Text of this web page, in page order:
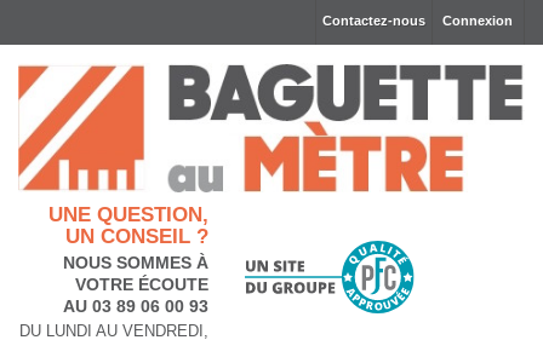
Connexion
Contactez-nous
UNE QUESTION,
UN CONSEIL ?
NOUS SOMMES À
VOTRE ÉCOUTE
AU 03 89 06 00 93
DU LUNDI AU VENDREDI,